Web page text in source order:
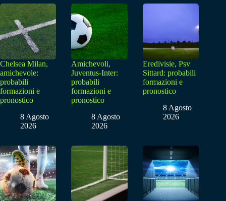
Chelsea Milan,
amichevole:
probabili
formazioni e
pronostico
8 Agosto
2026
Amichevoli,
Juventus-Inter:
probabili
formazioni e
pronostico
8 Agosto
2026
Eredivisie, Psv
Sittard: probabili
formazioni e
pronostico
8 Agosto
2026